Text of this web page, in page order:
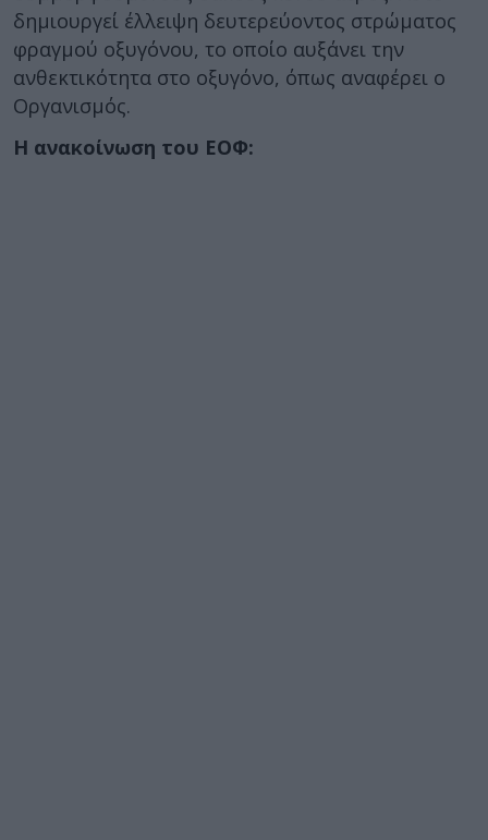
δημιουργεί έλλειψη δευτερεύοντος στρώματος
φραγμού οξυγόνου, το οποίο αυξάνει την
ανθεκτικότητα στο οξυγόνο, όπως αναφέρει ο
Οργανισμός.
Η ανακοίνωση του ΕΟΦ: